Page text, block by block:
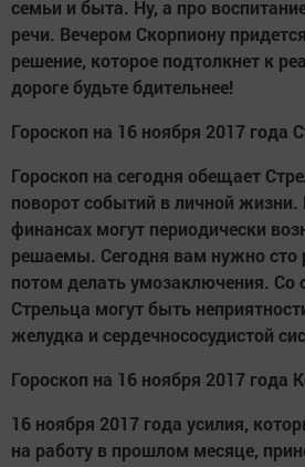
семьи и быта. Ну, а про
речи. Вечером Скорпиону
решение, которое подтолкнет к
дороге будьте бдительнее!
Гороскоп на 16 ноября 2017 года
Гороскоп на сегодня обещает
поворот событий в личной
финансах могут периодически
решаемы. Сегодня вам нужно сто
потом делать умозаключения. Со
Стрельца могут быть
желудка и сердечнососудистой
Гороскоп на 16 ноября 2017 года
16 ноября 2017 года усилия,
на работу в прошлом месяце,